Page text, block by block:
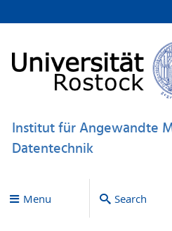
Institut für Angewandte
Datentechnik
Menu Search